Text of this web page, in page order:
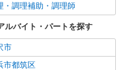
・調理補助・調理師
ルバイト・パートを探す
市
市都筑区